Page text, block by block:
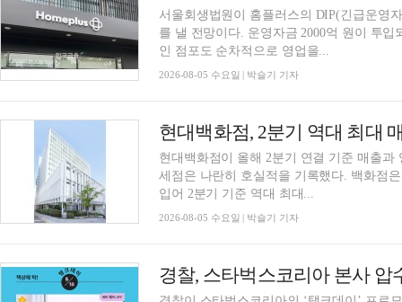
서울회생법원이 홈플러스의 DIP(긴급운영
를 낼 전망이다. 운영자금 2000억 원이 투
인 점포도 순차적으로 영업을...
2026-08-05 수요일 | 박슬기 기자
현대백화점, 2분기 역대 최대
현대백화점이 올해 2분기 연결 기준 매출
세점은 나란히 호실적을 기록했다. 백화점
입어 2분기 기준 역대 최대...
2026-08-05 수요일 | 박슬기 기자
경찰, 스타벅스코리아 본사